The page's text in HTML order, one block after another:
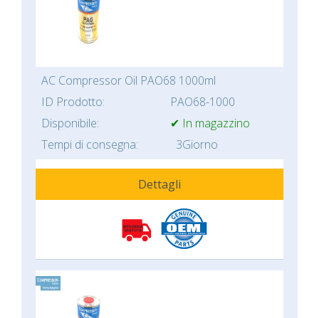
AC Compressor Oil PAO68 1000ml
ID Prodotto:
PAO68-1000
Disponibile:
✔ In magazzino
Tempi di consegna:
3Giorno
Dettagli